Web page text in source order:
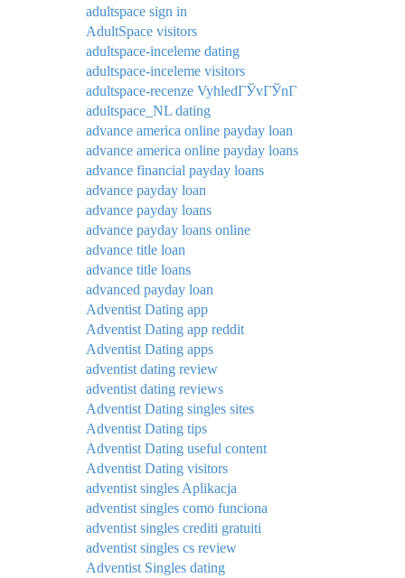
adultspace sign in
AdultSpace visitors
adultspace-inceleme dating
adultspace-inceleme visitors
adultspace-recenze VyhledГЎvГЎnГ­
adultspace_NL dating
advance america online payday loan
advance america online payday loans
advance financial payday loans
advance payday loan
advance payday loans
advance payday loans online
advance title loan
advance title loans
advanced payday loan
Adventist Dating app
Adventist Dating app reddit
Adventist Dating apps
adventist dating review
adventist dating reviews
Adventist Dating singles sites
Adventist Dating tips
Adventist Dating useful content
Adventist Dating visitors
adventist singles Aplikacja
adventist singles como funciona
adventist singles crediti gratuiti
adventist singles cs review
Adventist Singles dating